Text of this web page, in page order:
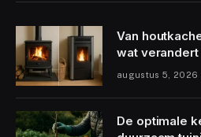
Van
wat verandert
augustus 5, 2026
De optimale